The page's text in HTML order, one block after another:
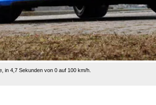
in 4,7 Sekunden von 0 auf 100 km/h.